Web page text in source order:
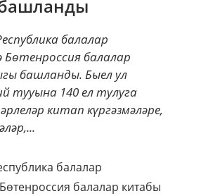
балалар
Бөтенроссия балалар
башланды. Быел ул
тууына 140 ел тулуга
китап күргәзмәләре,
балалар
балалар китабы